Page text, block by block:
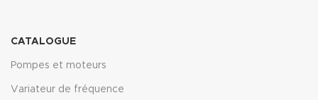
CATALOGUE
Pompes et moteurs
Variateur de fréquence